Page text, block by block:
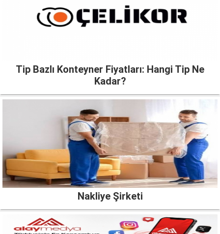
Tip Bazlı Konteyner Fiyatları: Hangi Tip Ne
Kadar?
Nakliye Şirketi